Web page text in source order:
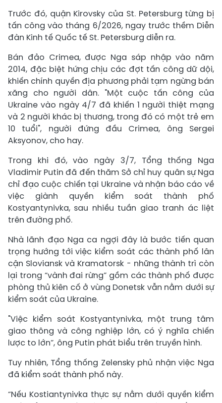
Trước đó, quận Kirovsky của St. Petersburg từng bị
tấn công vào tháng 6/2026, ngay trước thềm Diễn
đàn Kinh tế Quốc tế St. Petersburg diễn ra.
Bán đảo Crimea, được Nga sáp nhập vào năm
2014, đặc biệt hứng chịu các đợt tấn công dữ dội,
khiến chính quyền địa phương phải tạm ngừng bán
xăng cho người dân. "Một cuộc tấn công của
Ukraine vào ngày 4/7 đã khiến 1 người thiệt mạng
và 2 người khác bị thương, trong đó có một trẻ em
10 tuổi", người đứng đầu Crimea, ông Sergei
Aksyonov, cho hay.
Trong khi đó, vào ngày 3/7, Tổng thống Nga
Vladimir Putin đã đến thăm Sở chỉ huy quân sự Nga
chỉ đạo cuộc chiến tại Ukraine và nhận báo cáo về
việc giành quyền kiểm soát thành phố
Kostyantynivka, sau nhiều tuần giao tranh ác liệt
trên đường phố.
Nhà lãnh đạo Nga ca ngợi đây là bước tiến quan
trọng hướng tới việc kiểm soát các thành phố lân
cận Sloviansk và Kramatorsk - những thành trì còn
lại trong “vành đai rừng” gồm các thành phố được
phòng thủ kiên cố ở vùng Donetsk vẫn nằm dưới sự
kiểm soát của Ukraine.
"Việc kiểm soát Kostyantynivka, một trung tâm
giao thông và công nghiệp lớn, có ý nghĩa chiến
lược to lớn”, ông Putin phát biểu trên truyền hình.
Tuy nhiên, Tổng thống Zelensky phủ nhận việc Nga
đã kiểm soát thành phố này.
“Nếu Kostiantynivka thực sự nằm dưới quyền kiểm